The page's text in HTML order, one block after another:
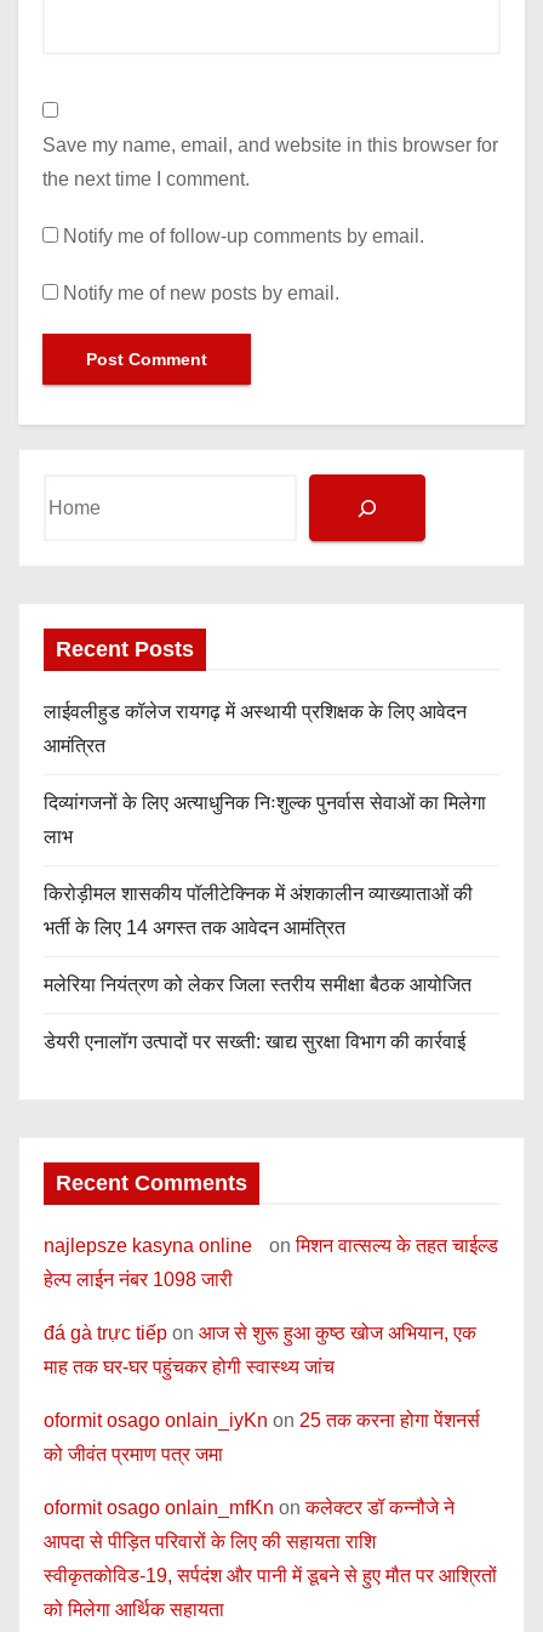
Save my name, email, and website in this browser for
the next time I comment.
Notify me of follow-up comments by email.
Notify me of new posts by email.
Recent Posts
लाईवलीहुड कॉलेज रायगढ़ में अस्थायी प्रशिक्षक के लिए आवेदन
आमंत्रित
दिव्यांगजनों के लिए अत्याधुनिक निःशुल्क पुनर्वास सेवाओं का मिलेगा
लाभ
किरोड़ीमल शासकीय पॉलीटेक्निक में अंशकालीन व्याख्याताओं की
भर्ती के लिए 14 अगस्त तक आवेदन आमंत्रित
मलेरिया नियंत्रण को लेकर जिला स्तरीय समीक्षा बैठक आयोजित
डेयरी एनालॉग उत्पादों पर सख्ती: खाद्य सुरक्षा विभाग की कार्रवाई
Recent Comments
najlepsze kasyna online onमिशन वात्सल्य के तहत चाईल्ड
हेल्प लाईन नंबर 1098 जारी
đá gà trực tiếp on आज से शुरू हुआ कुष्ठ खोज अभियान, एक
माह तक घर-घर पहुंचकर होगी स्वास्थ्य जांच
oformit osago onlain_iyKn on 25 तक करना होगा पेंशनर्स
को जीवंत प्रमाण पत्र जमा
oformit osago onlain_mfKn onकलेक्टर डॉ कन्नौजे ने
आपदा से पीड़ित परिवारों के लिए की सहायता राशि
स्वीकृतकोविड-19, सर्पदंश और पानी में डूबने से हुए मौत पर आश्रितों
को मिलेगा आर्थिक सहायता